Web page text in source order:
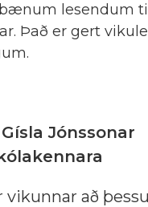
lesendum
Það er gert
Jónssonar
vikunnar að